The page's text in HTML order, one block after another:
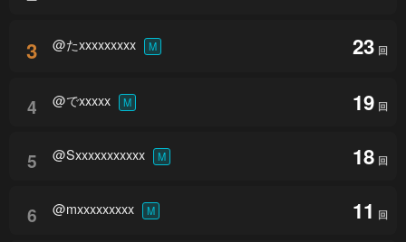
3 @たxxxxxxxxx M 23 回
4 @でxxxxx M 19 回
5 @Sxxxxxxxxxxx M 18 回
6 @mxxxxxxxxx M 11 回